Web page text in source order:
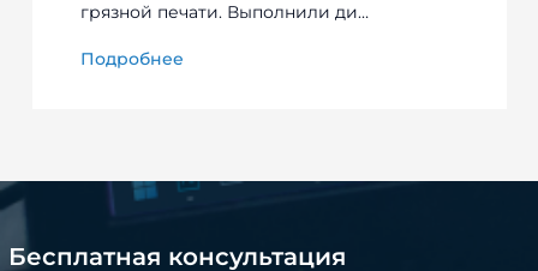
грязной печати. Выполнили ди…
Подробнее
Бесплатная консультация